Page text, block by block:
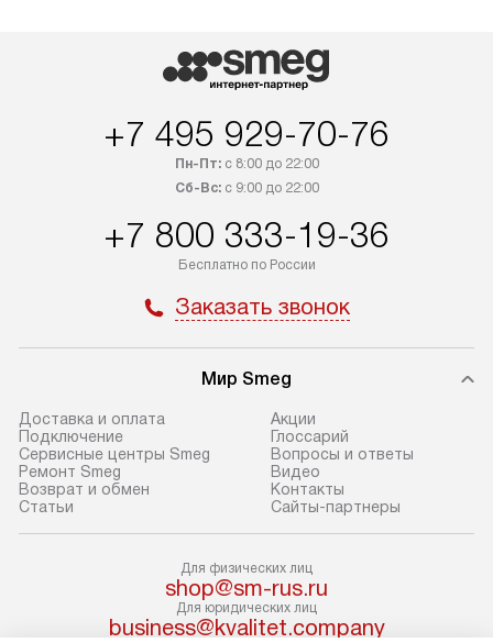
маркировку «в наличии», может
быть отправлен покупателю
в Санкт-Петербург и другие
регионы осуществляется через
транспортные компании. После
доставляем заказ до офиса
транспортной компании в Москве.
доставки у менеджера при
В день, согласованный с вами,
упакованный товар до подъезда.
Если вам необходимо доставить
покупку до двери вашей квартиры
или места установки, пожалуйста,
с менеджером. За эту услугу будет
взиматься дополнительная плата.
Обратите внимание на размеры
подключения к
определяется в
в себя снятие
отдельных
запуск и
+7 495 929-70-76
Пн-Пт:с 8:00 до 22:00
Сб-Вс:с 9:00 до 22:00
+7 800 333-19-36
Бесплатно по России
Заказать звонок
Мир Smeg
Доставка и оплата
Подключение
Сервисные центры Smeg
Ремонт Smeg
Возврат и обмен
Статьи
Акции
Глоссарий
Вопросы и ответы
Видео
Контакты
Сайты-партнеры
Для физических лиц
shop@sm-rus.ru
Для юридических лиц
business@kvalitet.company